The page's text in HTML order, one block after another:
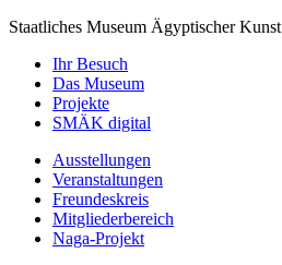
Staatliches Museum Ägyptischer Kunst
Ihr Besuch
Das Museum
Projekte
SMÄK digital
Ausstellungen
Veranstaltungen
Freundeskreis
Mitgliederbereich
Naga-Projekt